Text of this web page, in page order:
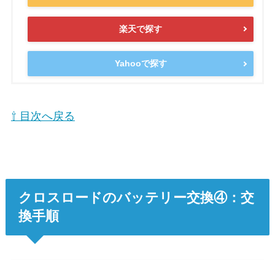
楽天で探す
Yahooで探す
⇧ 目次へ戻る
クロスロードのバッテリー交換④：交
換手順